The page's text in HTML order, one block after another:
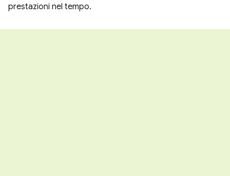
prestazioni nel tempo.